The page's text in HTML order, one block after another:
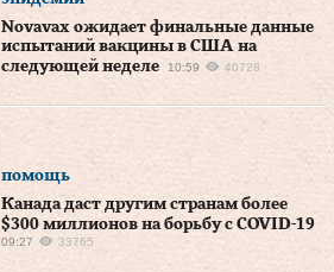
Novavax ожидает финальные данные
испытаний вакцины в США на
следующей неделе
10:59 40728
помощь
Канада даст другим странам более
$300 миллионов на борьбу с COVID-19
09:27 33765